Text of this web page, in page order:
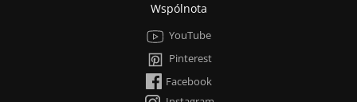
Wspólnota
YouTube
Pinterest
Facebook